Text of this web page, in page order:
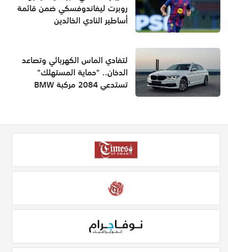
روبرت ليفاندوفسكي ضمن قائمة
أساطير النادي الخالدين
لتفادي الماس الكهربائي وتصاعد
الدخان.. "حماية المستهلك"
تستدعي 2084 مركبة BMW